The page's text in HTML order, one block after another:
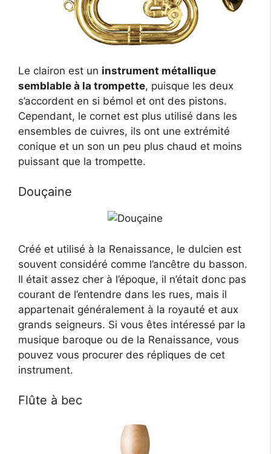
Le clairon est un instrument métallique
semblable à la trompette, puisque les deux
s’accordent en si bémol et ont des pistons.
Cependant, le cornet est plus utilisé dans les
ensembles de cuivres, ils ont une extrémité
conique et un son un peu plus chaud et moins
puissant que la trompette.
Douçaine
Créé et utilisé à la Renaissance, le dulcien est
souvent considéré comme l’ancêtre du basson.
Il était assez cher à l’époque, il n’était donc pas
courant de l’entendre dans les rues, mais il
appartenait généralement à la royauté et aux
grands seigneurs. Si vous êtes intéressé par la
musique baroque ou de la Renaissance, vous
pouvez vous procurer des répliques de cet
instrument.
Flûte à bec